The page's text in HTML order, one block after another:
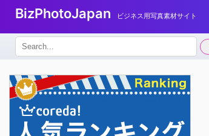
BizPhotoJapan ビジネス用写真素材サイト
検
索: